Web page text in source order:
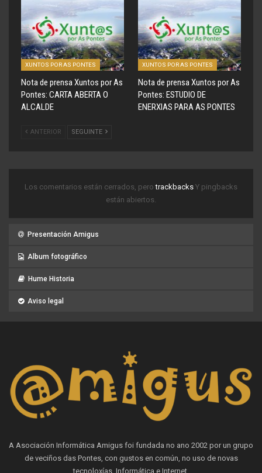
XUNTOS POR AS PONTES
Nota de prensa Xuntos por As
Pontes: CARTA ABERTA O
ALCALDE
XUNTOS POR AS PONTES
Nota de prensa Xuntos por As
Pontes: ESTUDIO DE
ENERXIAS PARA AS PONTES
ANTERIOR SEGUINTE
Los comentarios están cerrados, perotrackbacks Y pingbacks
están abiertos.
Presentación Amigus
Album fotográfico
Hume Historia
Aviso legal
A Asociación Informática Amigus foi fundada no ano 2002 por un grupo
de veciños das Pontes, con gustos en común, no uso de novas
tecnoloxías, Informática e Internet.